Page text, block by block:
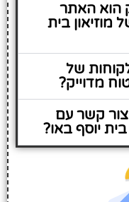
הוא האתר
מוזיאון בית
של
מדוייק?
קשר עם
יוסף באו?